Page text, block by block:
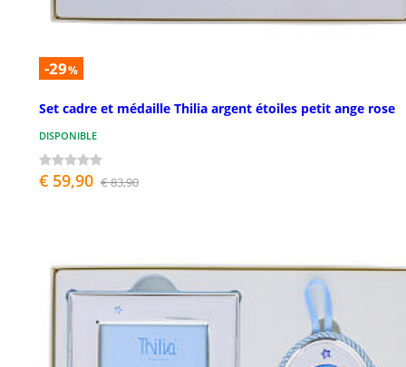
-29%
Set cadre et médaille Thilia argent étoiles petit ange rose
DISPONIBLE
€ 59,90 € 83,90